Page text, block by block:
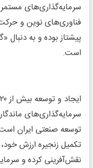
سرمایه‌گذاری‌های
فناوری‌های نوین و
پیشتاز بوده و به دنبال
است.
سرمایه‌گذاری‌های
توسعه صنعتی ایران
تکمیل زنجیره ارزش
نقش‌آفرینی کرده و